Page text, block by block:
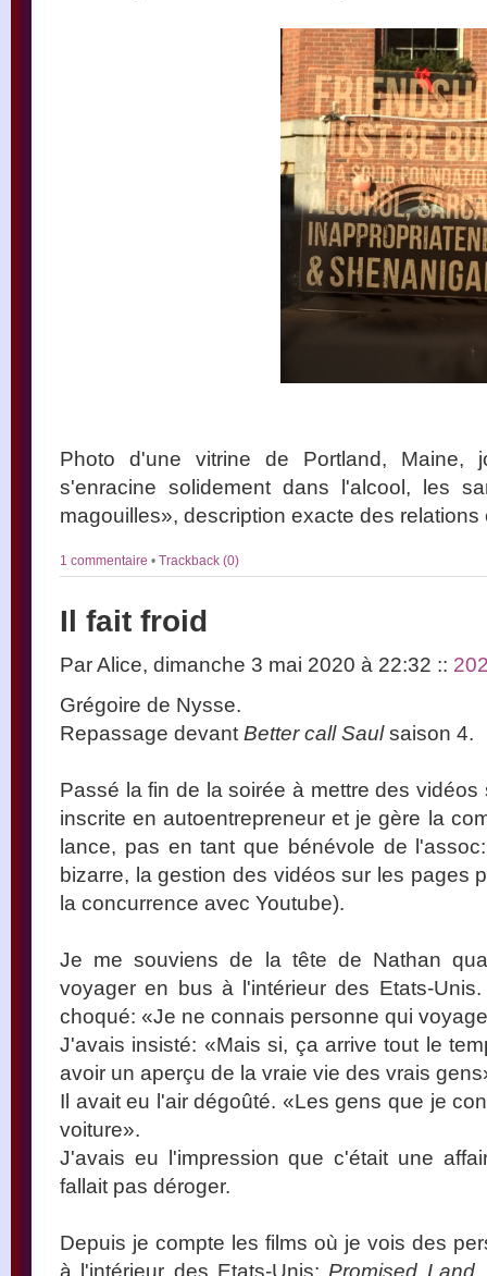
Photo d'une vitrine de Portland, Maine,
s'enracine solidement dans l'alcool, les
magouilles», description exacte des relations
1 commentaire • Trackback (0)
Il fait froid
Par Alice, dimanche 3 mai 2020 à 22:32 ::
Grégoire de Nysse.
Repassage devant Better call Saulsaison 4.
Passé la fin de la soirée à mettre des
inscrite en autoentrepreneur et je gère la
lance, pas en tant que bénévole de
bizarre, la gestion des vidéos sur les pages
la concurrence avec Youtube).
Je me souviens de la tête de Nathan
voyager en bus à l'intérieur des Etats-
choqué: «Je ne connais personne qui
J'avais insisté: «Mais si, ça arrive tout le
avoir un aperçu de la vraie vie des vrais
Il avait eu l'air dégoûté. «Les gens que je
voiture».
J'avais eu l'impression que c'était une
fallait pas déroger.
Depuis je compte les films où je vois des
à l'intérieur des Etats-Unis: Promised Land,